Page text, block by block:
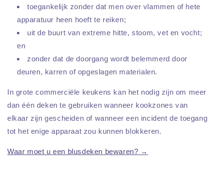
toegankelijk zonder dat men over vlammen of hete
apparatuur heen hoeft te reiken;
uit de buurt van extreme hitte, stoom, vet en vocht;
en
zonder dat de doorgang wordt belemmerd door
deuren, karren of opgeslagen materialen.
In grote commerciële keukens kan het nodig zijn om meer
dan één deken te gebruiken wanneer kookzones van
elkaar zijn gescheiden of wanneer een incident de toegang
tot het enige apparaat zou kunnen blokkeren.
Waar moet u een blusdeken bewaren? →